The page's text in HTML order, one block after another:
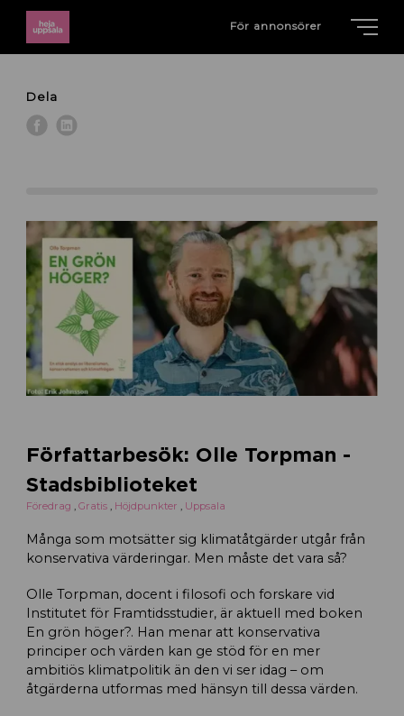
För annonsörer
Dela
Författarbesök: Olle Torpman -
Stadsbiblioteket
Föredrag , Gratis , Höjdpunkter , Uppsala
Många som motsätter sig klimatåtgärder utgår från
konservativa värderingar. Men måste det vara så?
Olle Torpman, docent i filosofi och forskare vid
Institutet för Framtidsstudier, är aktuell med boken
En grön höger?. Han menar att konservativa
principer och värden kan ge stöd för en mer
ambitiös klimatpolitik än den vi ser idag – om
åtgärderna utformas med hänsyn till dessa värden.